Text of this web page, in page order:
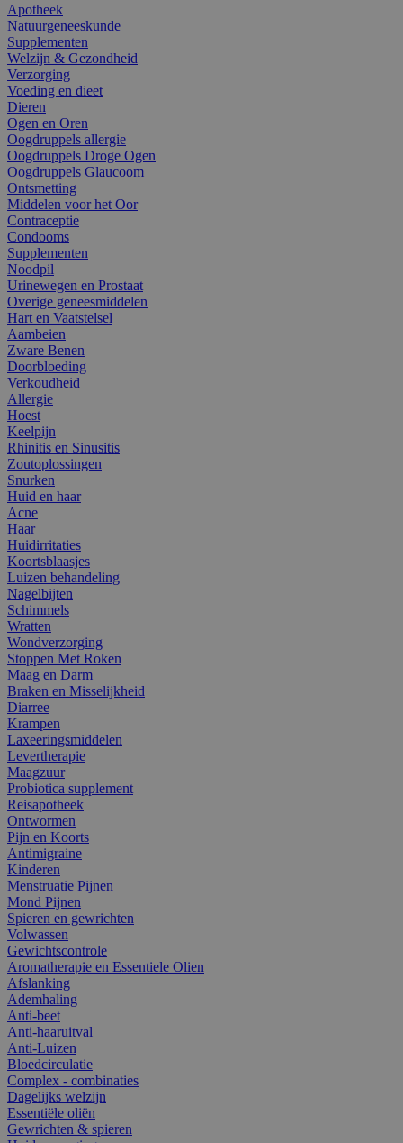
Apotheek
Natuurgeneeskunde
Supplementen
Welzijn & Gezondheid
Verzorging
Voeding en dieet
Dieren
Ogen en Oren
Oogdruppels allergie
Oogdruppels Droge Ogen
Oogdruppels Glaucoom
Ontsmetting
Middelen voor het Oor
Contraceptie
Condooms
Supplementen
Noodpil
Urinewegen en Prostaat
Overige geneesmiddelen
Hart en Vaatstelsel
Aambeien
Zware Benen
Doorbloeding
Verkoudheid
Allergie
Hoest
Keelpijn
Rhinitis en Sinusitis
Zoutoplossingen
Snurken
Huid en haar
Acne
Haar
Huidirritaties
Koortsblaasjes
Luizen behandeling
Nagelbijten
Schimmels
Wratten
Wondverzorging
Stoppen Met Roken
Maag en Darm
Braken en Misselijkheid
Diarree
Krampen
Laxeeringsmiddelen
Levertherapie
Maagzuur
Probiotica supplement
Reisapotheek
Ontwormen
Pijn en Koorts
Antimigraine
Kinderen
Menstruatie Pijnen
Mond Pijnen
Spieren en gewrichten
Volwassen
Gewichtscontrole
Aromatherapie en Essentiele Olien
Afslanking
Ademhaling
Anti-beet
Anti-haaruitval
Anti-Luizen
Bloedcirculatie
Complex - combinaties
Dagelijks welzijn
Essentiële oliën
Gewrichten & spieren